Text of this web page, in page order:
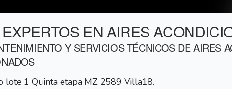
EN AIRES
Y SERVICIOS TÉCNICOS DE AIRES
lote 1 Quinta etapa MZ 2589 Villa18.